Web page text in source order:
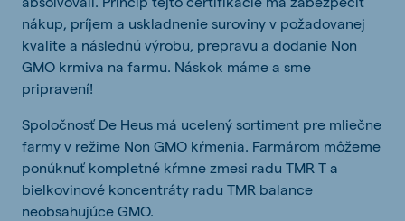
nákup, príjem a uskladnenie suroviny v požadovanej
kvalite a následnú výrobu, prepravu a dodanie Non
GMO krmiva na farmu. Náskok máme a sme
pripravení!
Spoločnosť De Heus má ucelený sortiment pre mliečne
farmy v režime Non GMO kŕmenia. Farmárom môžeme
ponúknuť kompletné kŕmne zmesi radu TMR T a
bielkovinové koncentráty radu TMR balance
neobsahujúce GMO.